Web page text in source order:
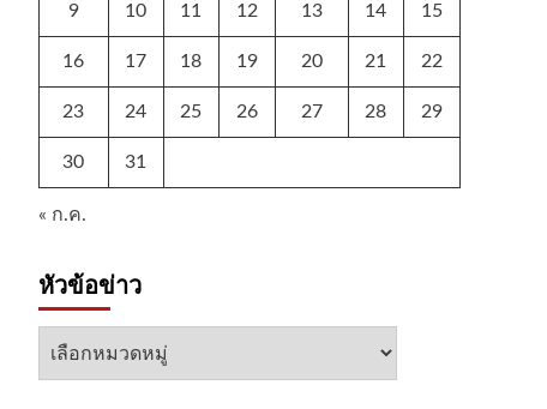
9 10 11 12 13 14 15
16 17 18 19 20 21 22
23 24 25 26 27 28 29
30 31
« ก.ค.
หัวข้อข่าว
หัวข้อ